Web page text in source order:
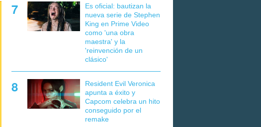
Es oficial: bautizan la
nueva serie de Stephen
King en Prime Video
como 'una obra
maestra' y la
'reinvención de un
clásico'
Resident Evil Veronica
apunta a éxito y
Capcom celebra un hito
conseguido por el
remake